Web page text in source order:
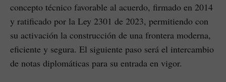
concepto técnico favorable al acuerdo, firmado en 2014
y ratificado por la Ley 2301 de 2023, permitiendo con
su activación la construcción de una frontera moderna,
eficiente y segura. El siguiente paso será el intercambio
de notas diplomáticas para su entrada en vigor.